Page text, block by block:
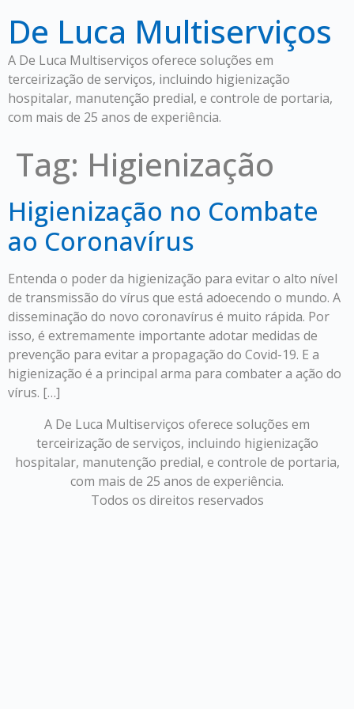
De Luca Multiserviços
A De Luca Multiserviços oferece soluções em
terceirização de serviços, incluindo higienização
hospitalar, manutenção predial, e controle de portaria,
com mais de 25 anos de experiência.
Tag: Higienização
Higienização no Combate
ao Coronavírus
Entenda o poder da higienização para evitar o alto nível
de transmissão do vírus que está adoecendo o mundo. A
disseminação do novo coronavírus é muito rápida. Por
isso, é extremamente importante adotar medidas de
prevenção para evitar a propagação do Covid-19. E a
higienização é a principal arma para combater a ação do
vírus. […]
A De Luca Multiserviços oferece soluções em
terceirização de serviços, incluindo higienização
hospitalar, manutenção predial, e controle de portaria,
com mais de 25 anos de experiência.
Todos os direitos reservados